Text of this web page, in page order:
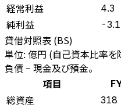
経常利益 4.3
純利益 -3.1
貸借対照表 (BS)
単位: 億円 (自己資本比率を
負債 − 現金及び預金。
項目
総資産 318